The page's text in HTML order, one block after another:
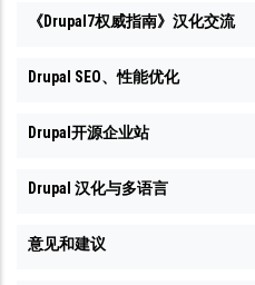
《Drupal7权威指南》汉化交流
Drupal SEO、性能优化
Drupal开源企业站
Drupal 汉化与多语言
意见和建议